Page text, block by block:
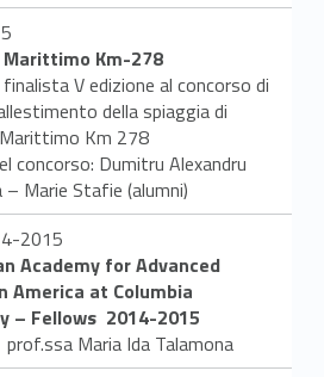
Marittimo Km-278
V edizione al concorso di
della spiaggia di
Km 278
concorso: Dumitru Alexandru
Marie Stafie (alumni)
2015
Academy for Advanced
America at Columbia
– Fellows 2014-2015
Maria Ida Talamona